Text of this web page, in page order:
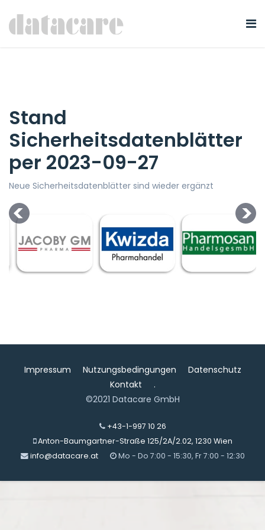
Stand
Sicherheitsdatenblätter
per 2023-09-27
Neue Sicherheitsdatenblätter sind wieder ergänzt
Impressum Nutzungsbedingungen
Datenschutz
Kontakt
.
©2021 Datacare GmbH
+43-1-997 10 26
Anton-Baumgartner-Straße 125/2A/2.02, 1230 Wien
info@datacare.at
Mo - Do 7:00 - 15:30, Fr 7:00 - 12:30